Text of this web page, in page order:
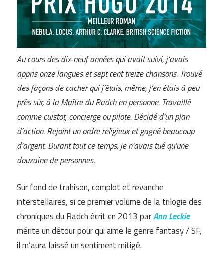
Au cours des dix-neuf années qui avait suivi, j’avais
appris onze langues et sept cent treize chansons. Trouvé
des façons de cacher qui j’étais, même, j’en étais à peu
près sûr, à la Maître du Radch en personne. Travaillé
comme cuistot, concierge ou pilote. Décidé d’un plan
d’action. Rejoint un ordre religieux et gagné beaucoup
d’argent. Durant tout ce temps, je n’avais tué qu’une
douzaine de personnes.
Sur fond de trahison, complot et revanche
interstellaires, si ce premier volume de la trilogie des
chroniques du Radch écrit en 2013 parAnn Leckie
mérite un détour pour qui aime le genre fantasy / SF,
il m’aura laissé un sentiment mitigé.